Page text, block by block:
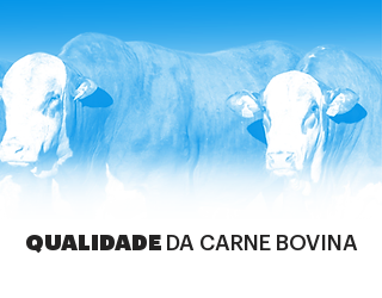
QUALIDADE DA CARNE BOVINA